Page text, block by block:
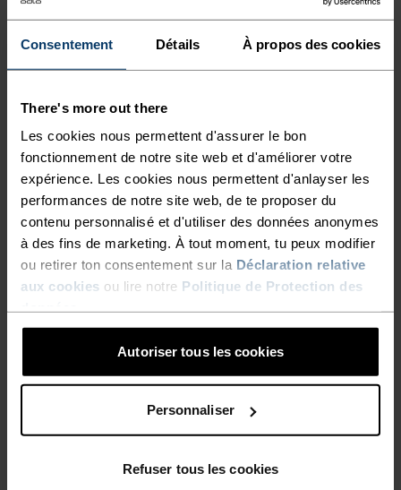
Consentement Détails À propos des cookies
There's more out there
Les cookies nous permettent d'assurer le bon
fonctionnement de notre site web et d'améliorer votre
expérience. Les cookies nous permettent d'anlayser les
performances de notre site web, de te proposer du
contenu personnalisé et d'utiliser des données anonymes
à des fins de marketing. À tout moment, tu peux modifier
ou retirer ton consentement sur la Déclaration relative
aux cookies ou lire notre Politique de Protection des
Autoriser tous les cookies
Personnaliser
Refuser tous les cookies
Sous-vêtement technique
Mérinos Performance Wool
courtes
63,95 €79,95 €
(5)
Sous-vêtement technique
Mérinos 260 demi-zip
(20)
Automne 26
Sous-vêtement technique
Mérinos 200 80th
Anniversary haut
Automne 26
%
Sous-vêtement technique
Mérinos 260 haut
109,95 €
(48)
Mérinos 160 bas
Automne 26
Mérinos 200 bas
99,95 €